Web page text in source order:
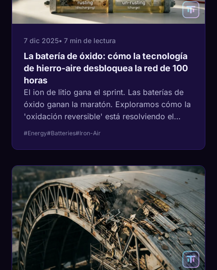
7 dic 2025• 7 min de lectura
La batería de óxido: cómo la tecnología
de hierro-aire desbloquea la red de 100
horas
El ion de litio gana el sprint. Las baterías de
óxido ganan la maratón. Exploramos cómo la
'oxidación reversible' está resolviendo el
#Energy#Batteries#Iron-Air